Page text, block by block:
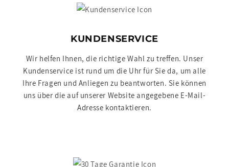
KUNDENSERVICE
Wir helfen Ihnen, die richtige Wahl zu treffen. Unser
Kundenservice ist rund um die Uhr für Sie da, um alle
Ihre Fragen und Anliegen zu beantworten. Sie können
uns über die auf unserer Website angegebene E-Mail-
Adresse kontaktieren.